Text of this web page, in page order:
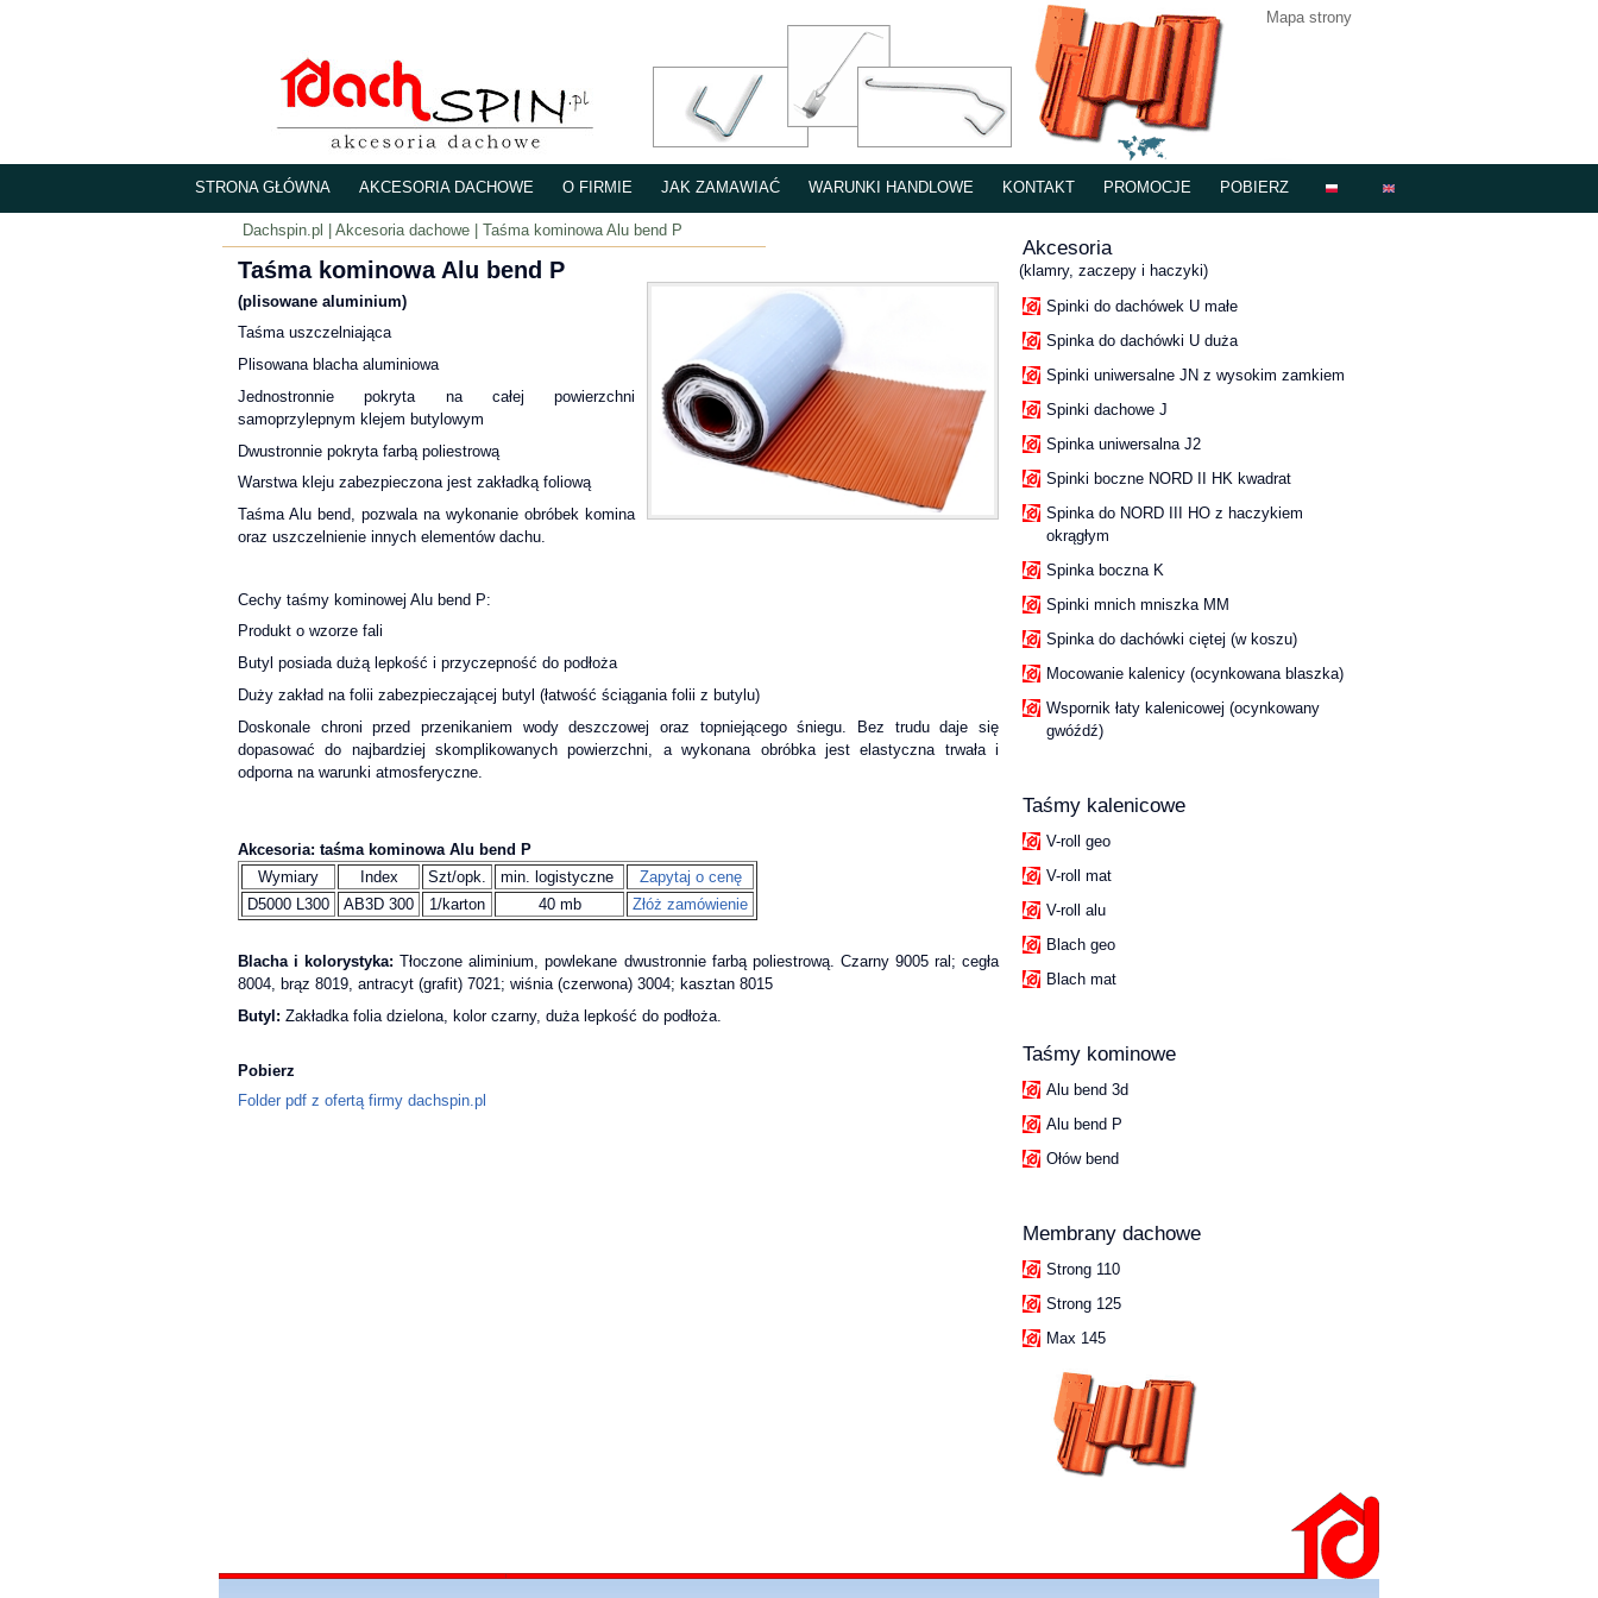
Mapa strony
STRONA GŁÓWNA AKCESORIA DACHOWE O FIRMIE JAK ZAMAWIAĆ WARUNKI HANDLOWE KONTAKT PROMOCJE POBIERZ
Akcesoria
(klamry, zaczepy i haczyki)
Spinki do dachówek U małe
Spinka do dachówki U duża
Spinki uniwersalne JN z wysokim zamkiem
Spinki dachowe J
Spinka uniwersalna J2
Spinki boczne NORD II HK kwadrat
Spinka do NORD III HO z haczykiem
okrągłym
Spinka boczna K
Spinki mnich mniszka MM
Spinka do dachówki ciętej (w koszu)
Mocowanie kalenicy (ocynkowana blaszka)
Wspornik łaty kalenicowej (ocynkowany
gwóźdź)
Taśmy kalenicowe
V-roll geo
V-roll mat
V-roll alu
Blach geo
Blach mat
Taśmy kominowe
Alu bend 3d
Alu bend P
Ołów bend
Membrany dachowe
Strong 110
Strong 125
Max 145
Dachspin.pl | Akcesoria dachowe | Taśma kominowa Alu bend P
Taśma kominowa Alu bend P
(plisowane aluminium)
Taśma uszczelniająca
Plisowana blacha aluminiowa
Jednostronnie pokryta na całej powierzchni
samoprzylepnym klejem butylowym
Dwustronnie pokryta farbą poliestrową
Warstwa kleju zabezpieczona jest zakładką foliową
Taśma Alu bend, pozwala na wykonanie obróbek komina
oraz uszczelnienie innych elementów dachu.
Cechy taśmy kominowej Alu bend P:
Produkt o wzorze fali
Butyl posiada dużą lepkość i przyczepność do podłoża
Duży zakład na folii zabezpieczającej butyl (łatwość ściągania folii z butylu)
Doskonale chroni przed przenikaniem wody deszczowej oraz topniejącego śniegu. Bez trudu daje się
dopasować do najbardziej skomplikowanych powierzchni, a wykonana obróbka jest elastyczna trwała i
odporna na warunki atmosferyczne.
Akcesoria: taśma kominowa Alu bend P
Wymiary
Index Szt/opk. min. logistyczne
Zapytaj o cenę
D5000 L300
AB3D 300 1/karton 40 mb Złóż zamówienie
Blacha i kolorystyka: Tłoczone aliminium, powlekane dwustronnie farbą poliestrową. Czarny 9005 ral; cegła
8004, brąz 8019, antracyt (grafit) 7021; wiśnia (czerwona) 3004; kasztan 8015
Butyl: Zakładka folia dzielona, kolor czarny, duża lepkość do podłoża.
Pobierz
Folder pdf z ofertą firmy dachspin.pl